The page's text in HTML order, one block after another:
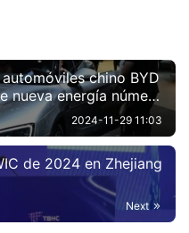
chino BYD
nueva energía número
2024-11-29 11:03
de 2024 en Zhejiang
Next